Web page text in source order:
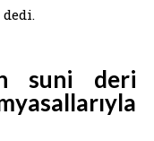
suni deri